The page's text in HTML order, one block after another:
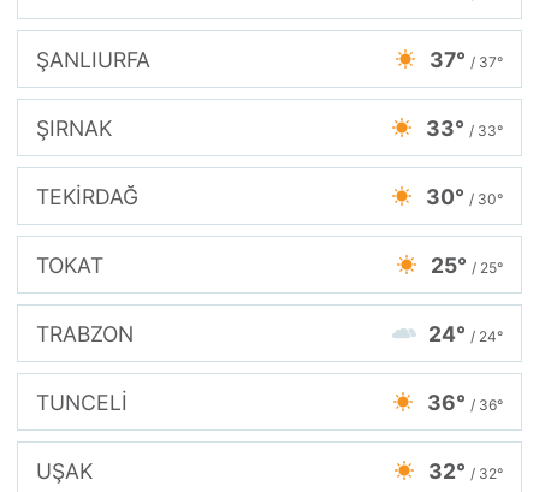
ŞANLIURFA 37° / 37°
ŞIRNAK 33° / 33°
TEKİRDAĞ 30° / 30°
TOKAT 25° / 25°
TRABZON 24° / 24°
TUNCELİ 36° / 36°
UŞAK 32° / 32°